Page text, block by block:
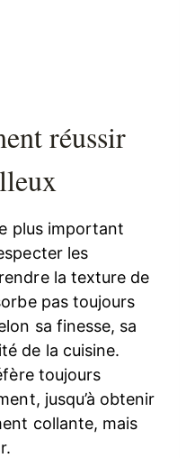
réussir
plus important
les
la texture de
pas toujours
sa finesse, sa
de la cuisine.
toujours
jusqu’à obtenir
collante, mais